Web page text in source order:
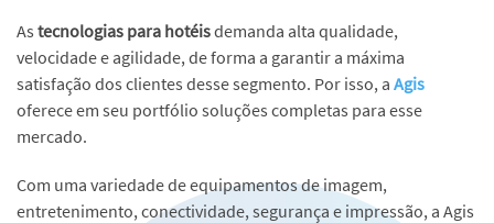
As tecnologias para hotéisdemanda alta qualidade,
velocidade e agilidade, de forma a garantir a máxima
satisfação dos clientes desse segmento. Por isso, a Agis
oferece em seu portfólio soluções completas para esse
mercado.
Com uma variedade de equipamentos de imagem,
entretenimento, conectividade, segurança e impressão, a Agis